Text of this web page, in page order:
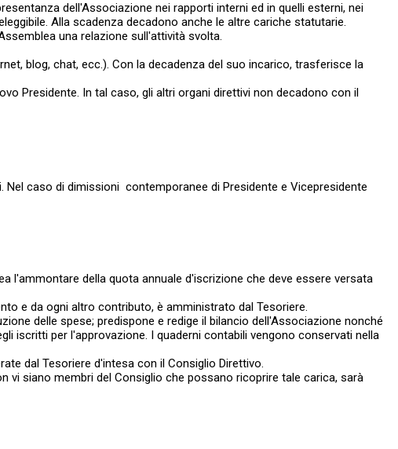
dell'Associazione nei rapporti interni ed in quelli esterni, nei
Alla scadenza decadono anche le altre cariche statutarie.
una relazione sull'attività svolta.
blog, chat, ecc.). Con la decadenza del suo incarico, trasferisce la
Presidente. In tal caso, gli altri organi direttivi non decadono con il
caso di dimissioni contemporanee di Presidente e Vicepresidente
l'ammontare della quota annuale d'iscrizione che deve essere versata
e da ogni altro contributo, è amministrato dal Tesoriere.
delle spese; predispone e redige il bilancio dell'Associazione nonché
iscritti per l'approvazione. I quaderni contabili vengono conservati nella
dal Tesoriere d'intesa con il Consiglio Direttivo.
vi siano membri del Consiglio che possano ricoprire tale carica, sarà